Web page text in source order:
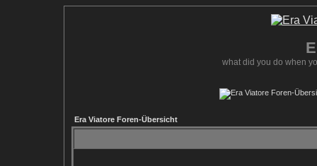
what did you do when
Era Viatore Foren-Übersicht